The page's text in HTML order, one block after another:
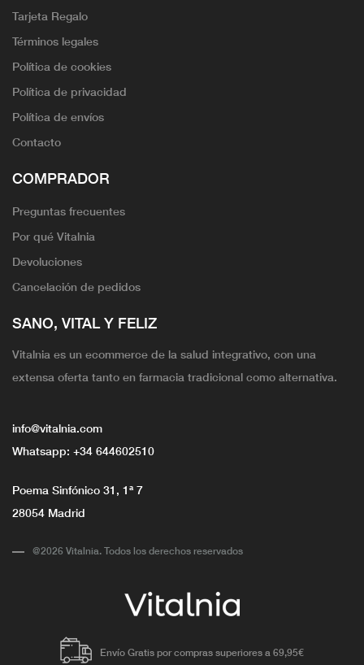
Tarjeta Regalo
Términos legales
Política de cookies
Política de privacidad
Política de envíos
Contacto
COMPRADOR
Preguntas frecuentes
Por qué Vitalnia
Devoluciones
Cancelación de pedidos
SANO, VITAL Y FELIZ
Vitalnia es un ecommerce de la salud integrativo, con una
extensa oferta tanto en farmacia tradicional como alternativa.
info@vitalnia.com
Whatsapp: +34 644602510
Poema Sinfónico 31, 1ª 7
28054 Madrid
@2026 Vitalnia. Todos los derechos reservados
Envío Gratis por compras superiores a 69,95€